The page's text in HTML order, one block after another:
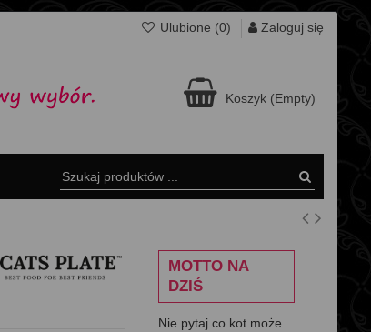
Ulubione (0) Zaloguj się
Koszyk (Empty)
MOTTO NA
DZIŚ
Nie pytaj co kot może